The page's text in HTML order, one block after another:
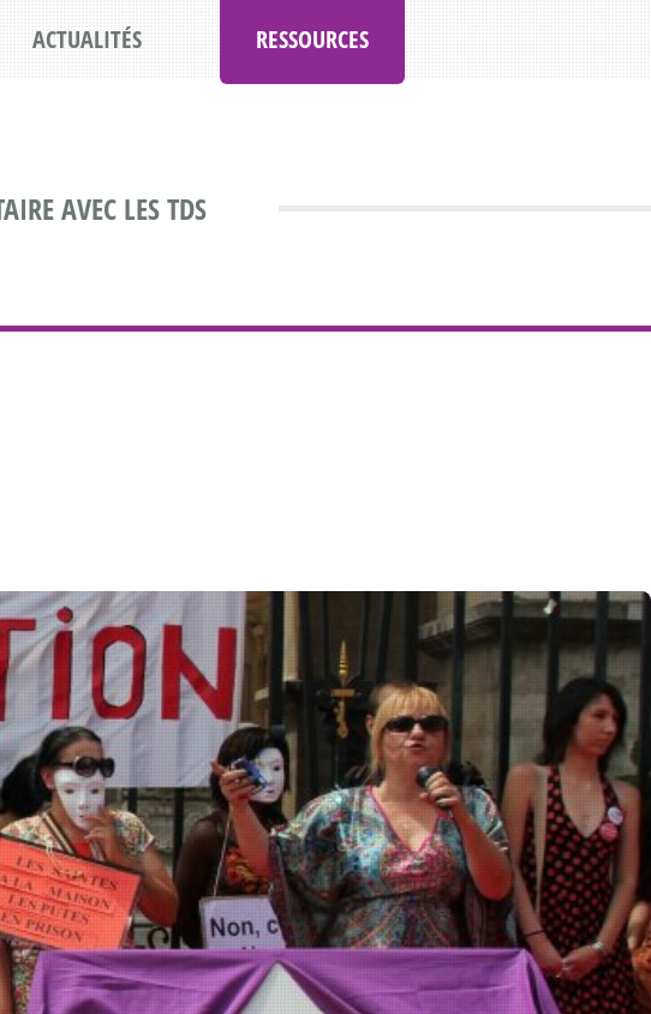
AVEC LES TDS
ACTUALITÉS RESSOURCES